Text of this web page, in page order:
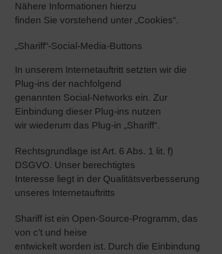
Nähere Informationen hierzu
finden Sie vorstehend unter „Cookies“.
„Shariff“-Social-Media-Buttons
In unserem Internetauftritt setzten wir die
Plug-ins der nachfolgend
genannten Social-Networks ein. Zur
Einbindung dieser Plug-ins nutzen
wir wiederum das Plug-in „Shariff“.
Rechtsgrundlage ist Art. 6 Abs. 1 lit. f)
DSGVO. Unser berechtigtes
Interesse liegt in der Qualitätsverbesserung
unseres Internetauftritts
Shariff ist ein Open-Source-Programm, das
von c’t und heise
entwickelt worden ist. Durch die Einbindung